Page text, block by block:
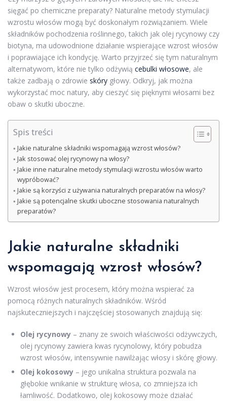
sięgać po chemiczne preparaty? Naturalne metody stymulacji
wzrostu włosów mogą być doskonałym rozwiązaniem. Wiele
składników pochodzenia roślinnego, takich jak olej rycynowy czy
biotyna, ma udowodnione działanie wspierające wzrost włosów
i poprawiające ich kondycję. Warto przyjrzeć się tym naturalnym
alternatywom, które nie tylko odżywią cebulki włosowe, ale
także zadbają o zdrowie skóry głowy. Odkryj, jak można
wykorzystać moc natury, aby cieszyć się pięknymi włosami bez
obaw o skutki uboczne.
Spis treści
Jakie naturalne składniki wspomagają wzrost włosów?
Jak stosować olej rycynowy na włosy?
Jakie inne naturalne metody stymulacji wzrostu włosów warto
wypróbować?
Jakie są korzyści z używania naturalnych preparatów na włosy?
Jakie są potencjalne skutki uboczne stosowania naturalnych
preparatów?
Jakie naturalne składniki
wspomagają wzrost włosów?
Wzrost włosów jest procesem, który można wspierać za
pomocą różnych naturalnych składników. Wśród
najskuteczniejszych i najczęściej stosowanych znajdują się:
Olej rycynowy – znany ze swoich właściwości odżywczych,
olej rycynowy zawiera kwas rycynolowy, który pobudza
wzrost włosów, intensywnie nawilżając włosy i skórę głowy.
Olej kokosowy – jego unikalna struktura pozwala na
głębokie wnikanie w strukturę włosa, co zmniejsza ich
łamliwość. Dodatkowo, olej kokosowy może działać